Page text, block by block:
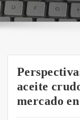
aceite
mercado